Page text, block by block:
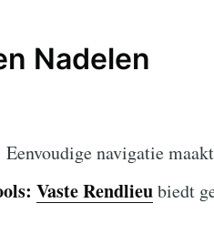
Nadelen
Eenvoudige navigatie
Vaste Rendlieubiedt